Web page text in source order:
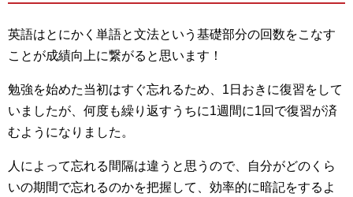
英語はとにかく単語と文法という基礎部分の回数をこなす
ことが成績向上に繋がると思います！
勉強を始めた当初はすぐ忘れるため、1日おきに復習をして
いましたが、何度も繰り返すうちに1週間に1回で復習が済
むようになりました。
人によって忘れる間隔は違うと思うので、自分がどのくら
いの期間で忘れるのかを把握して、効率的に暗記をするよ